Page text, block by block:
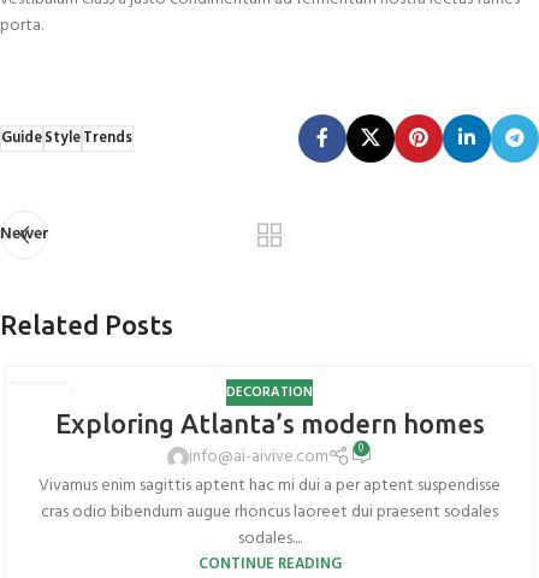
porta.
GuideStyleTrends
Newer
Related Posts
DECORATION
Exploring Atlanta’s modern homes
info@ai-aivive.com 0
Vivamus enim sagittis aptent hac mi dui a per aptent suspendisse
cras odio bibendum augue rhoncus laoreet dui praesent sodales
sodales....
CONTINUE READING